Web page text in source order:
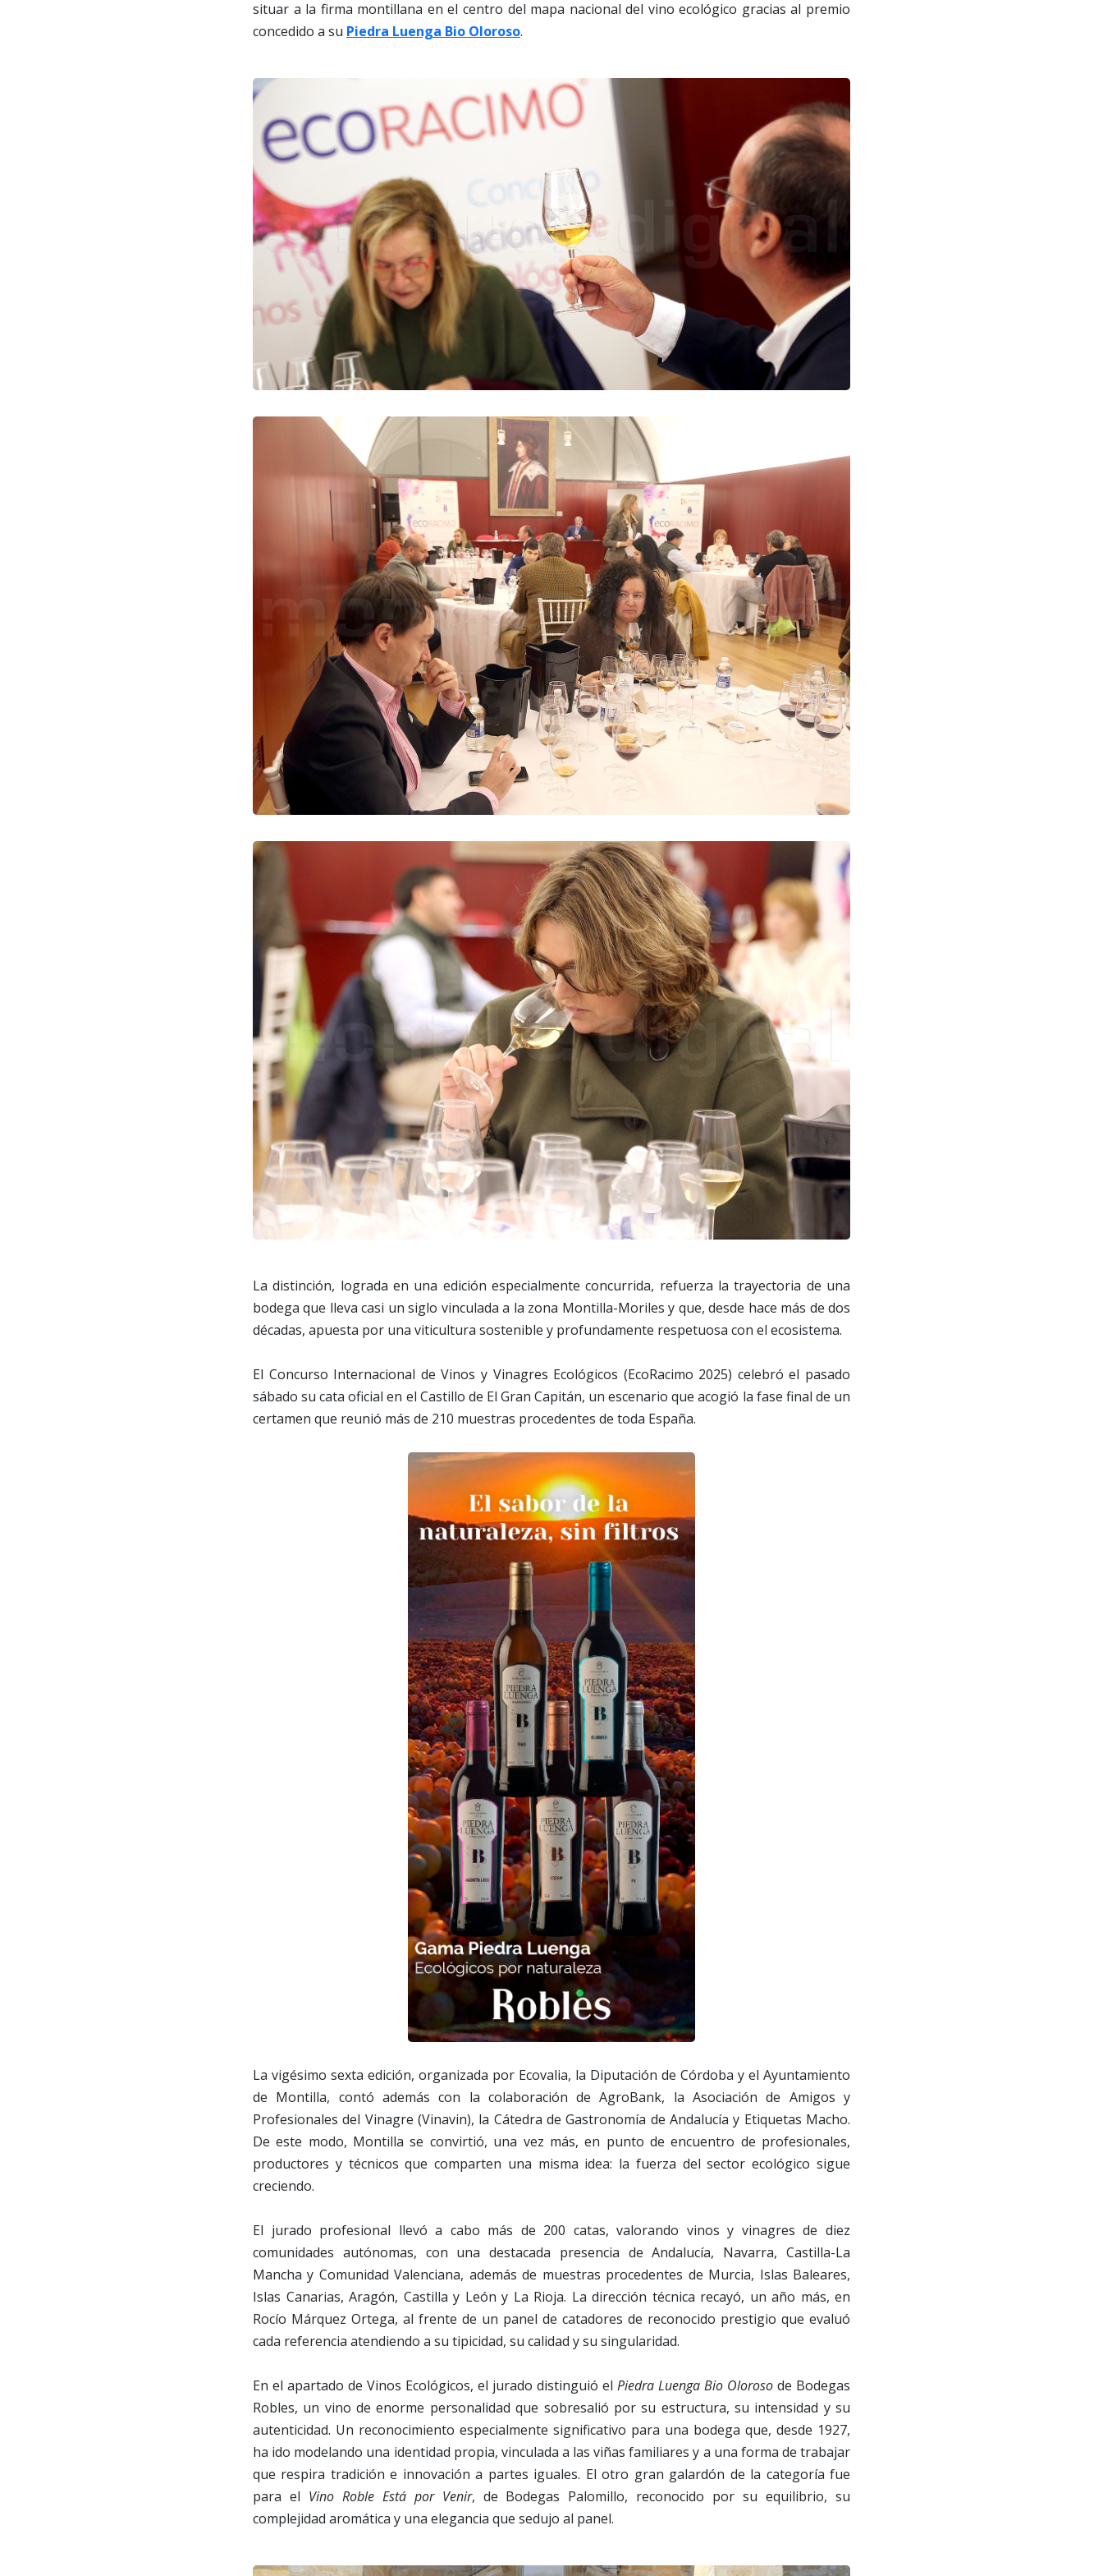
situar a la firma montillana en el centro del mapa nacional del vino ecológico gracias al premio
concedido a su Piedra Luenga Bio Oloroso.
La distinción, lograda en una edición especialmente concurrida, refuerza la trayectoria de una
bodega que lleva casi un siglo vinculada a la zona Montilla-Moriles y que, desde hace más de dos
décadas, apuesta por una viticultura sostenible y profundamente respetuosa con el ecosistema.
El Concurso Internacional de Vinos y Vinagres Ecológicos (EcoRacimo 2025) celebró el pasado
sábado su cata oficial en el Castillo de El Gran Capitán, un escenario que acogió la fase final de un
certamen que reunió más de 210 muestras procedentes de toda España.
La vigésimo sexta edición, organizada por Ecovalia, la Diputación de Córdoba y el Ayuntamiento
de Montilla, contó además con la colaboración de AgroBank, la Asociación de Amigos y
Profesionales del Vinagre (Vinavin), la Cátedra de Gastronomía de Andalucía y Etiquetas Macho.
De este modo, Montilla se convirtió, una vez más, en punto de encuentro de profesionales,
productores y técnicos que comparten una misma idea: la fuerza del sector ecológico sigue
creciendo.
El jurado profesional llevó a cabo más de 200 catas, valorando vinos y vinagres de diez
comunidades autónomas, con una destacada presencia de Andalucía, Navarra, Castilla-La
Mancha y Comunidad Valenciana, además de muestras procedentes de Murcia, Islas Baleares,
Islas Canarias, Aragón, Castilla y León y La Rioja. La dirección técnica recayó, un año más, en
Rocío Márquez Ortega, al frente de un panel de catadores de reconocido prestigio que evaluó
cada referencia atendiendo a su tipicidad, su calidad y su singularidad.
En el apartado de Vinos Ecológicos, el jurado distinguió el Piedra Luenga Bio Oloroso de Bodegas
Robles, un vino de enorme personalidad que sobresalió por su estructura, su intensidad y su
autenticidad. Un reconocimiento especialmente significativo para una bodega que, desde 1927,
ha ido modelando una identidad propia, vinculada a las viñas familiares y a una forma de trabajar
que respira tradición e innovación a partes iguales. El otro gran galardón de la categoría fue
para el Vino Roble Está por Venir, de Bodegas Palomillo, reconocido por su equilibrio, su
complejidad aromática y una elegancia que sedujo al panel.